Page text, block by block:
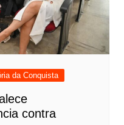
da Conquista
contra